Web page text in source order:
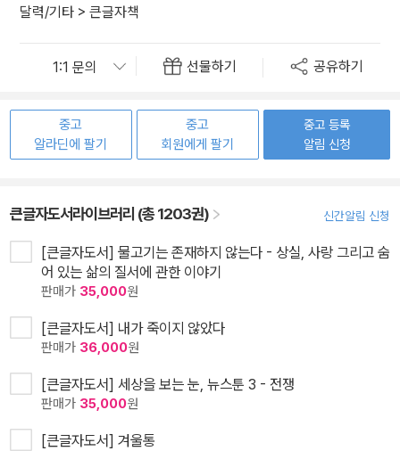
달력/기타 > 큰글자책
선물하기 공유하기
중고
알라딘에 팔기
중고
회원에게 팔기
중고 등록
알림 신청
큰글자도서라이브러리 (총 1203권) 신간알림 신청
[큰글자도서] 물고기는 존재하지 않는다 - 상실, 사랑 그리고 숨
어 있는 삶의 질서에 관한 이야기
판매가 35,000원
[큰글자도서] 내가 죽이지 않았다
판매가 36,000원
[큰글자도서] 세상을 보는 눈, 뉴스툰 3 - 전쟁
판매가 35,000원
[큰글자도서] 겨울통